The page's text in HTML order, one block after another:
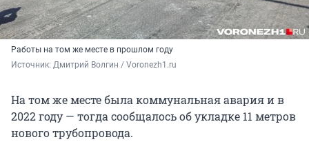
Работы на том же месте в прошлом году
Источник: Дмитрий Волгин / Voronezh1.ru
На том же месте была коммунальная авария и в
2022 году — тогда сообщалось об укладке 11 метров
нового трубопровода.